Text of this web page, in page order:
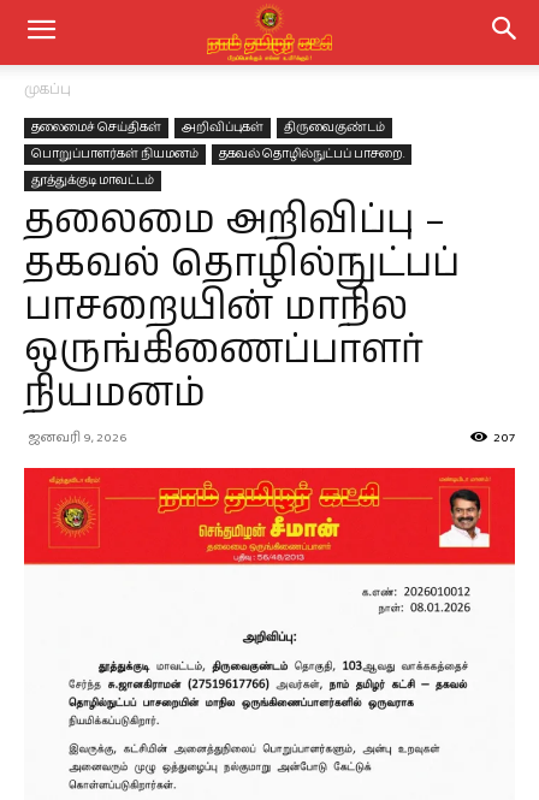
முகப்பு
தலைமைச் செய்திகள் அறிவிப்புகள்
திருவைகுண்டம்
பொறுப்பாளர்கள் நியமனம்
தகவல் தொழில்நுட்பப் பாசறை.
தூத்துக்குடி மாவட்டம்
தலைமை அறிவிப்பு –
தகவல் தொழில்நுட்பப்
பாசறையின் மாநில
ஒருங்கிணைப்பாளர்
நியமனம்
ஜனவரி 9, 2026 207